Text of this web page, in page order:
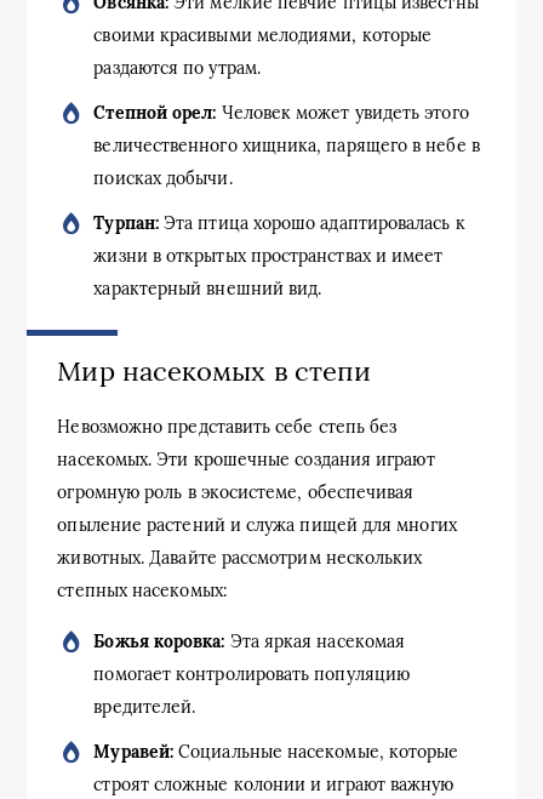
своими красивыми мелодиями, которые
раздаются по утрам.
Степной орел: Человек может увидеть этого
величественного хищника, парящего в небе в
поисках добычи.
Турпан:Эта птица хорошо адаптировалась к
жизни в открытых пространствах и имеет
характерный внешний вид.
Мир насекомых в степи
Невозможно представить себе степь без
насекомых. Эти крошечные создания играют
огромную роль в экосистеме, обеспечивая
опыление растений и служа пищей для многих
животных. Давайте рассмотрим нескольких
степных насекомых:
Божья коровка: Эта яркая насекомая
помогает контролировать популяцию
вредителей.
Муравей: Социальные насекомые, которые
строят сложные колонии и играют важную